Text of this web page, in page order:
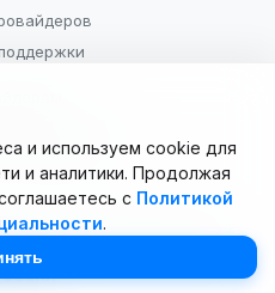
Долматова В.В.). Все права
и используем cookie для
и аналитики. Продолжая
с Политикой
.